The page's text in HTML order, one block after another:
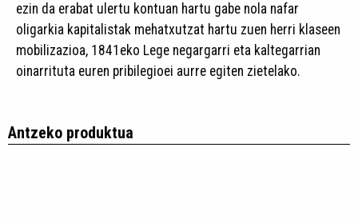
ezin da erabat ulertu kontuan hartu gabe nola nafar
oligarkia kapitalistak mehatxutzat hartu zuen herri klaseen
mobilizazioa, 1841eko Lege negargarri eta kaltegarrian
oinarrituta euren pribilegioei aurre egiten zietelako.
Antzeko produktua